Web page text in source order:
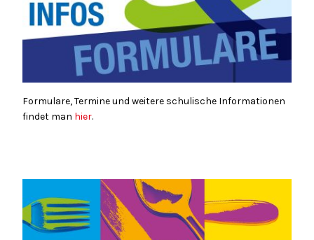
Formulare, Termine und weitere schulische Informationen
findet man hier.